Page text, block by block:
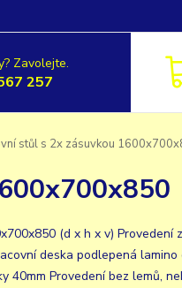
Zavolejte.
257
stůl s 2x zásuvkou
(d x h x v) Provedení
deska podlepená
40mm Provedení bez lemů,